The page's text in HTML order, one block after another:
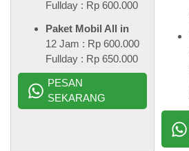
Fullday : Rp 600.000
Paket Mobil All in
12 Jam : Rp 600.000
Fullday : Rp 650.000
PESAN
SEKARANG